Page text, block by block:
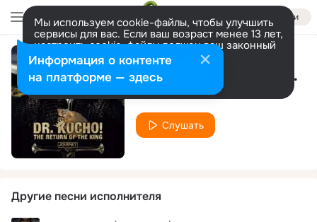
Войти
Мы используем cookie-файлы, чтобы улучшить
сервисы для вас. Если ваш возраст менее 13 лет,
настроить cookie-файлы должен ваш законный
представитель. Больше информации
Разрешить все Настроить Belmondo Rulez 4.0 (Seedy Jazz & Eeemus Remix)
Dr. Kucho!
Слушать
Другие песни исполнителя
Информация о контенте
на платформе — здесь